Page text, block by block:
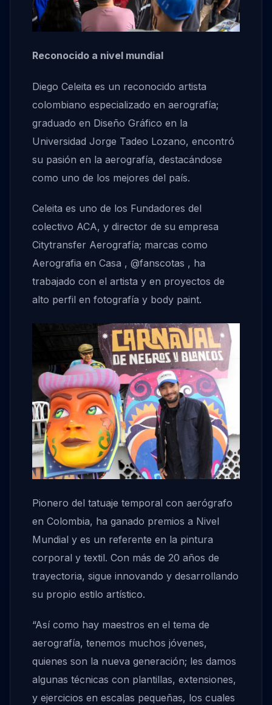
Reconocido a nivel mundial
Diego Celeita es un reconocido artista
colombiano especializado en aerografía;
graduado en Diseño Gráfico en la
Universidad Jorge Tadeo Lozano, encontró
su pasión en la aerografía, destacándose
como uno de los mejores del país.
Celeita es uno de los Fundadores del
colectivo ACA, y director de su empresa
Citytransfer Aerografía; marcas como
Aerografia en Casa , @fanscotas , ha
trabajado con el artista y en proyectos de
alto perfil en fotografía y body paint.
Pionero del tatuaje temporal con aerógrafo
en Colombia, ha ganado premios a Nivel
Mundial y es un referente en la pintura
corporal y textil. Con más de 20 años de
trayectoria, sigue innovando y desarrollando
su propio estilo artístico.
“Así como hay maestros en el tema de
aerografía, tenemos muchos jóvenes,
quienes son la nueva generación; les damos
algunas técnicas con plantillas, extensiones,
y ejercicios en escalas pequeñas, los cuales